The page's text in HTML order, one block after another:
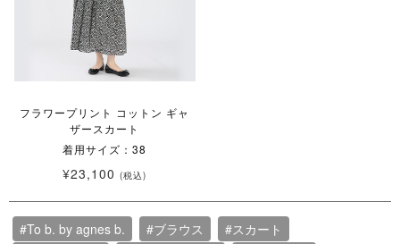
フラワープリント コットン ギャ
ザースカート
着用サイズ：38
¥23,100 (税込)
#To b. by agnes b. #ブラウス
#スカート